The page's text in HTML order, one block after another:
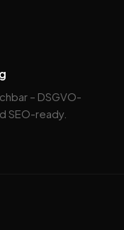
– DSGVO-
SEO-ready.